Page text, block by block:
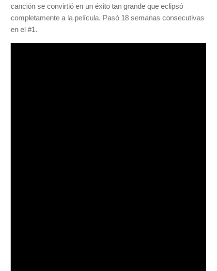
canción se convirtió en un éxito tan grande que eclipsó
completamente a la película. Pasó 18 semanas consecutivas
en el #1.